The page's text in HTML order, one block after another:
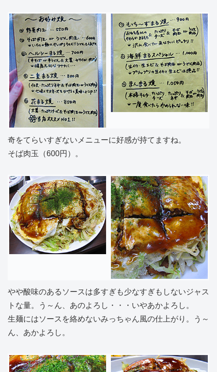
奇をてらいすぎないメニューに好感が持てますね。
そば肉玉（600円）。
やや酸味のあるソースは多すぎも少なすぎもしないジャス
トな量。う～ん、あのよろし・・・いやあかよろし。
生麺にはソースを絡めないみっちゃん風の仕上がり。う～
ん、あかよろし。